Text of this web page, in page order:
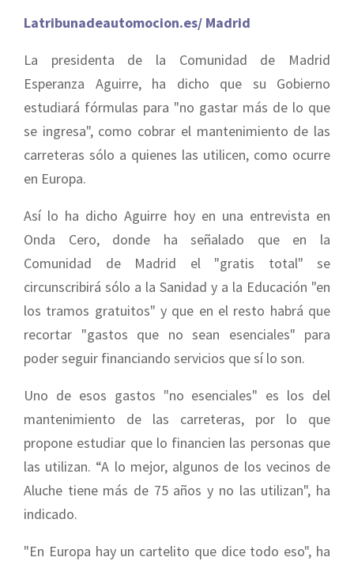
Latribunadeautomocion.es/ Madrid
La presidenta de la Comunidad de Madrid
Esperanza Aguirre, ha dicho que su Gobierno
estudiará fórmulas para "no gastar más de lo que
se ingresa", como cobrar el mantenimiento de las
carreteras sólo a quienes las utilicen, como ocurre
en Europa.
Así lo ha dicho Aguirre hoy en una entrevista en
Onda Cero, donde ha señalado que en la
Comunidad de Madrid el "gratis total" se
circunscribirá sólo a la Sanidad y a la Educación "en
los tramos gratuitos" y que en el resto habrá que
recortar "gastos que no sean esenciales" para
poder seguir financiando servicios que sí lo son.
Uno de esos gastos "no esenciales" es los del
mantenimiento de las carreteras, por lo que
propone estudiar que lo financien las personas que
las utilizan. “A lo mejor, algunos de los vecinos de
Aluche tiene más de 75 años y no las utilizan", ha
indicado.
"En Europa hay un cartelito que dice todo eso", ha